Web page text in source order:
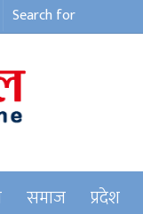
समाज प्रदेश